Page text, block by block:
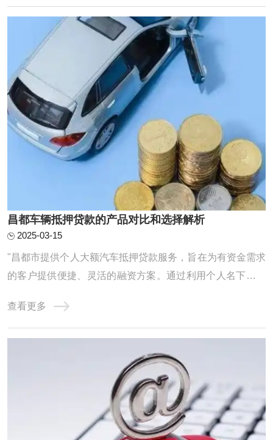
高的贷款额度。昌都影响汽车抵押贷款额度的因素有哪些?
1、品牌 传统燃油车保值率要远大于新能源汽 ...
昌都车辆抵押贷款的产品对比和选择解析
2025-03-15
"昌都市提供个人大额汽车抵押贷款服务，旨在为有资金需求
的客户提供便捷、灵活的融资方案。通过利用个人名下汽车
消费、经营等多种用途。贷款流程简单，审批迅速，是解决
短期资金需求的理想选择。"昌都车辆抵押贷款怎么选?很多
查看更多